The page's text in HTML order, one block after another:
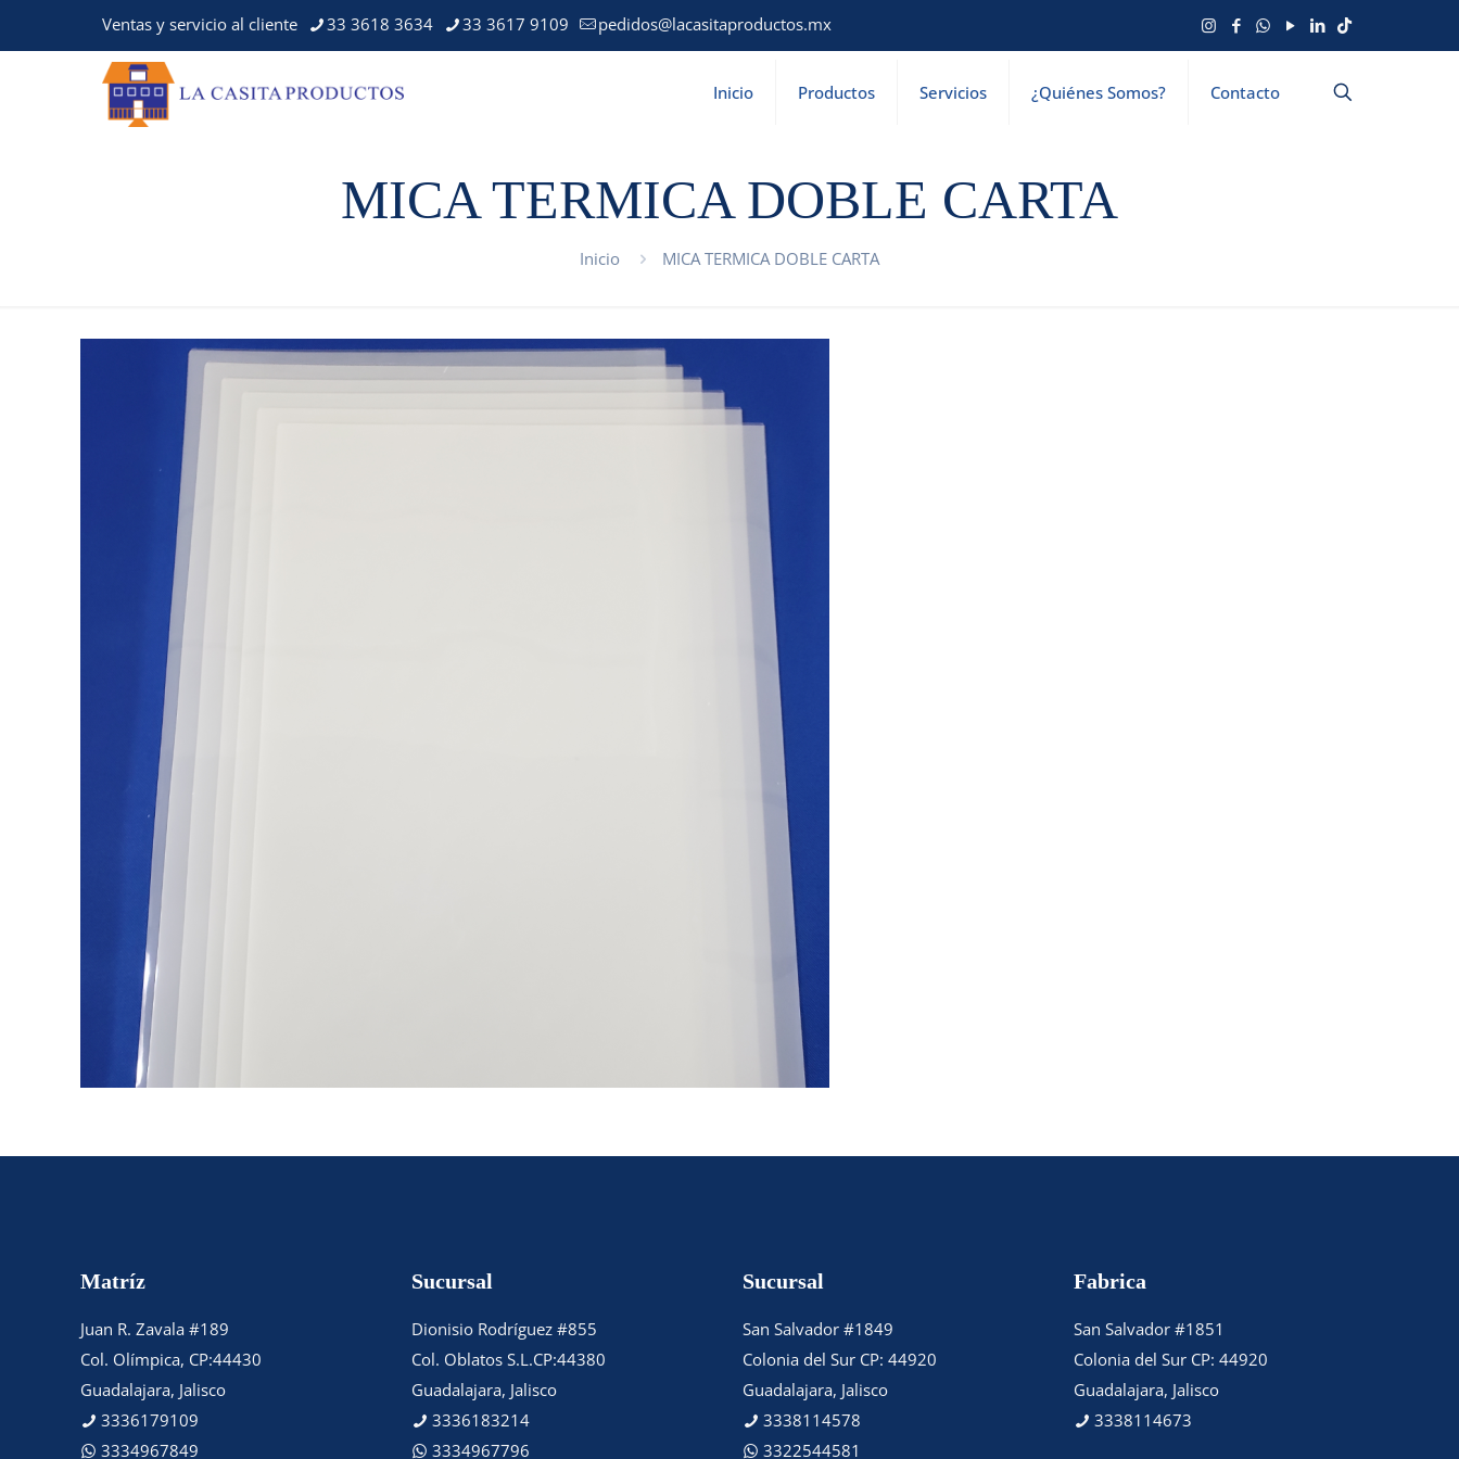
Ventas y servicio al cliente 33 3618 3634 33 3617 9109 pedidos@lacasitaproductos.mx
Inicio Productos Servicios ¿Quiénes Somos? Contacto
MICA TERMICA DOBLE CARTA
Inicio MICA TERMICA DOBLE CARTA
Matríz
Juan R. Zavala #189
Col. Olímpica, CP:44430
Guadalajara, Jalisco
3336179109
3334967849
Sucursal
Dionisio Rodríguez #855
Col. Oblatos S.L.CP:44380
Guadalajara, Jalisco
3336183214
3334967796
Sucursal
San Salvador #1849
Colonia del Sur CP: 44920
Guadalajara, Jalisco
3338114578
3322544581
Fabrica
San Salvador #1851
Colonia del Sur CP: 44920
Guadalajara, Jalisco
3338114673